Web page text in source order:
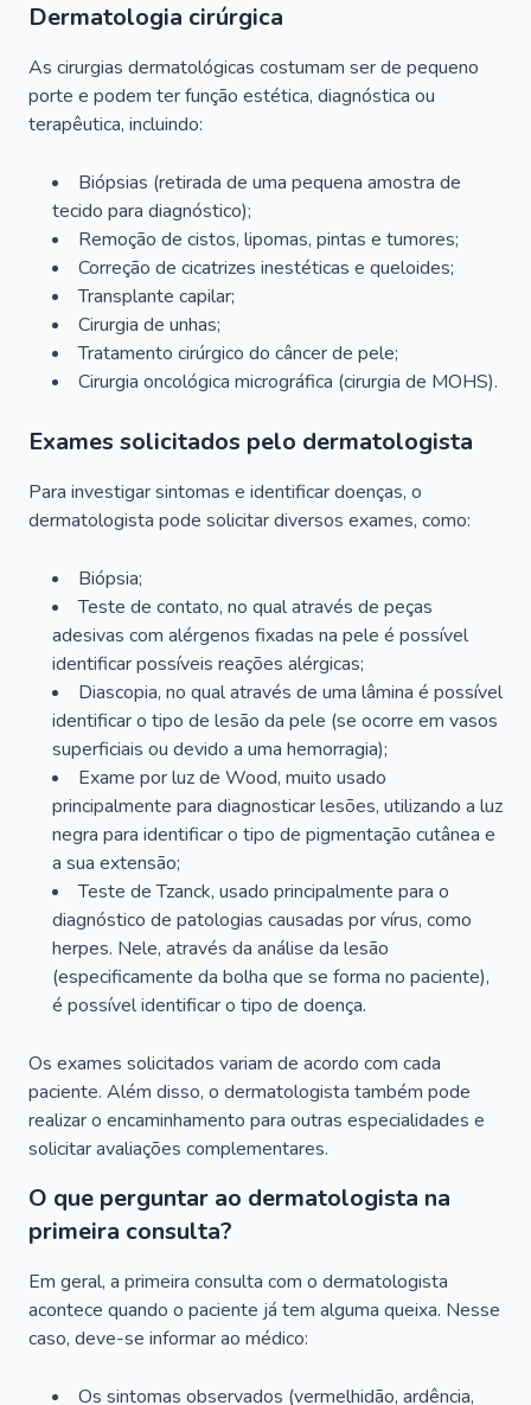
Dermatologia cirúrgica
As cirurgias dermatológicas costumam ser de pequeno
porte e podem ter função estética, diagnóstica ou
terapêutica, incluindo:
Biópsias (retirada de uma pequena amostra de
tecido para diagnóstico);
Remoção de cistos, lipomas, pintas e tumores;
Correção de cicatrizes inestéticas e queloides;
Transplante capilar;
Cirurgia de unhas;
Tratamento cirúrgico do câncer de pele;
Cirurgia oncológica micrográfica (cirurgia de MOHS).
Exames solicitados pelo dermatologista
Para investigar sintomas e identificar doenças, o
dermatologista pode solicitar diversos exames, como:
Biópsia;
Teste de contato, no qual através de peças
adesivas com alérgenos fixadas na pele é possível
identificar possíveis reações alérgicas;
Diascopia, no qual através de uma lâmina é possível
identificar o tipo de lesão da pele (se ocorre em vasos
superficiais ou devido a uma hemorragia);
Exame por luz de Wood, muito usado
principalmente para diagnosticar lesões, utilizando a luz
negra para identificar o tipo de pigmentação cutânea e
a sua extensão;
Teste de Tzanck, usado principalmente para o
diagnóstico de patologias causadas por vírus, como
herpes. Nele, através da análise da lesão
(especificamente da bolha que se forma no paciente),
é possível identificar o tipo de doença.
Os exames solicitados variam de acordo com cada
paciente. Além disso, o dermatologista também pode
realizar o encaminhamento para outras especialidades e
solicitar avaliações complementares.
O que perguntar ao dermatologista na
primeira consulta?
Em geral, a primeira consulta com o dermatologista
acontece quando o paciente já tem alguma queixa. Nesse
caso, deve-se informar ao médico:
Os sintomas observados (vermelhidão, ardência,